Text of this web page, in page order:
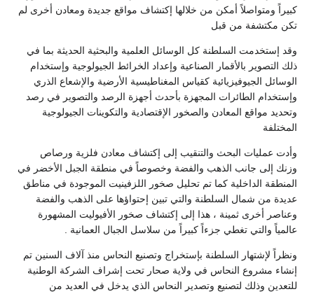
‏كبيراً ومتواصلاً أمكن من خلالها إكتشاف مواقع جديدة ومعادن أخرى لم
تكن مكتشفة من قبل ‏
وقد إستخدمت السلطنة كل الوسائل العلمية والبحثية الحديثة بما في
ذلك التصوير ‏بالأقمار الصناعية وإعداد الخرائط الجيولوجية وإستخدام
الوسائل الجيوفيزيائية كقياس ‏المغناطيسية الأرضية والإشعاع الذري
وإستخدام الطائرات المجهزة بأحدث أجهزة الرصد ‏والتصوير في رصد
وتحديد مواقع المعادن والصخور الإقتصادية والتكوينات الجيولوجية
المختلفة ‏
وأدت عمليات البحث والتنقيب إلى إكتشاف معادن فلزية ورصاص
وزنك إلى جانب ‏الذهب والفضة وخصوصاً في منطقة الجبل الأخضر في
المنطقة الداخلية كما تم تحليل صخور ‏اللزفينيت الموجودة في مناطق
عديدة من شمال السلطنة والتي تبين إحتواؤها على الذهب ‏والفضة
وعناصر أخرى ثمينة ، هذا إلى إكتشاف صخور الأفيوليت المشهورة
عالمياً والتي تغطي ‏جزءاً كبيراً من سلاسل الجبال العمانية . ‏
ونظراً لإشتهار السلطنة بإستخراج وتصنيع النحاس منذ آلاف السنين تم
إنشاء مشروع ‏النحاس في ولاية صحار تحت إشراف الشركة الوطنية
للتعدين وذلك لتصنيع وتصدير النحاس ‏الذي يدخل في العديد من